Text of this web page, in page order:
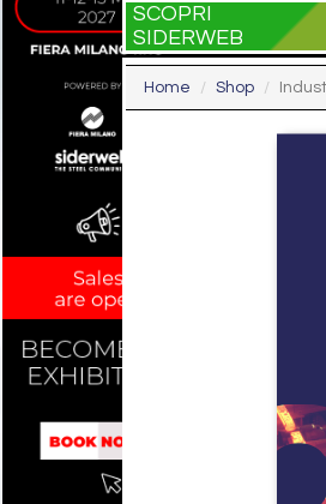
SCOPRI
SIDERWEB
Home Shop